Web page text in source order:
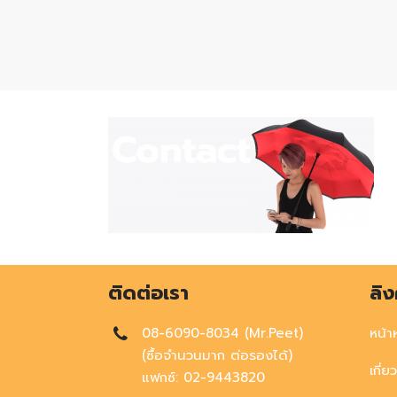
ติดต่อเรา
08-6090-8034 (Mr.Peet)
(ซื้อจำนวนมาก ต่อรองได้)
แฟกซ์: 02-9443820
ลิ
หน้
เกี่ย